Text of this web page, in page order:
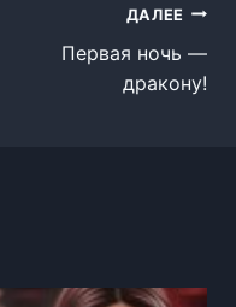
ДАЛЕЕ
Первая ночь —
дракону!